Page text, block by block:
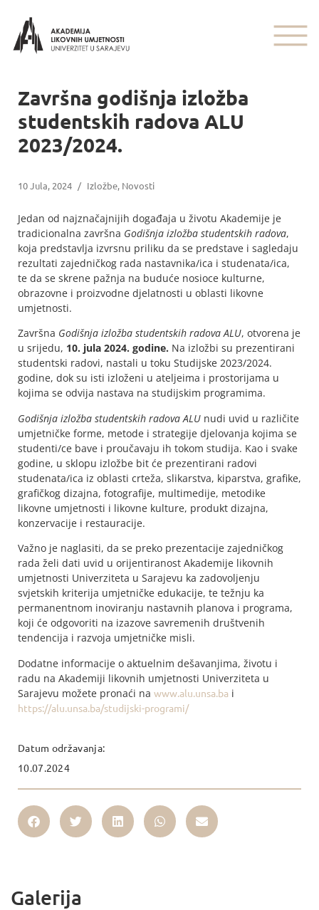
Završna godišnja izložba
studentskih radova ALU
2023/2024.
10 Jula, 2024 / Izložbe, Novosti
Jedan od najznačajnijih događaja u životu Akademije je
tradicionalna završna Godišnja izložba studentskih radova,
koja predstavlja izvrsnu priliku da se predstave i sagledaju
rezultati zajedničkog rada nastavnika/ica i studenata/ica,
te da se skrene pažnja na buduće nosioce kulturne,
obrazovne i proizvodne djelatnosti u oblasti likovne
umjetnosti.
Završna Godišnja izložba studentskih radova ALU, otvorena je
u srijedu, 10. jula 2024. godine. Na izložbi su prezentirani
studentski radovi, nastali u toku Studijske 2023/2024.
godine, dok su isti izloženi u ateljeima i prostorijama u
kojima se odvija nastava na studijskim programima.
Godišnja izložba studentskih radova ALU nudi uvid u različite
umjetničke forme, metode i strategije djelovanja kojima se
studenti/ce bave i proučavaju ih tokom studija. Kao i svake
godine, u sklopu izložbe bit će prezentirani radovi
studenata/ica iz oblasti crteža, slikarstva, kiparstva, grafike,
grafičkog dizajna, fotografije, multimedije, metodike
likovne umjetnosti i likovne kulture, produkt dizajna,
konzervacije i restauracije.
Važno je naglasiti, da se preko prezentacije zajedničkog
rada želi dati uvid u orijentiranost Akademije likovnih
umjetnosti Univerziteta u Sarajevu ka zadovoljenju
svjetskih kriterija umjetničke edukacije, te težnju ka
permanentnom inoviranju nastavnih planova i programa,
koji će odgovoriti na izazove savremenih društvenih
tendencija i razvoja umjetničke misli.
Dodatne informacije o aktuelnim dešavanjima, životu i
radu na Akademiji likovnih umjetnosti Univerziteta u
Sarajevu možete pronaći na www.alu.unsa.ba i
https://alu.unsa.ba/studijski-programi/
Datum održavanja:
10.07.2024
Galerija